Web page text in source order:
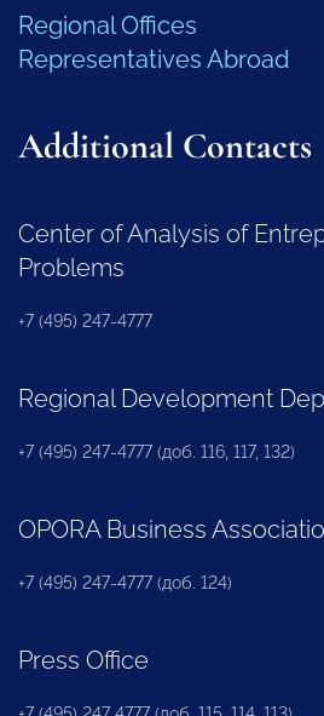
Regional Offices
Representatives Abroad
Additional Contacts
Center of Analysis of
Problems
+7 (495) 247-4777
Regional Development
+7 (495) 247-4777 (доб. 116, 117, 132)
OPORA Business
+7 (495) 247-4777 (доб. 124)
Press Office